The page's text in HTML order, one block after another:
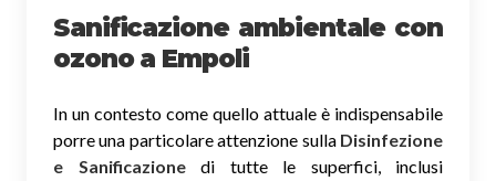
Sanificazione ambientale con
ozonoa Empoli
In un contesto come quello attuale è indispensabile
porre una particolare attenzione sulla Disinfezione
e Sanificazionedi tutte le superfici, inclusi